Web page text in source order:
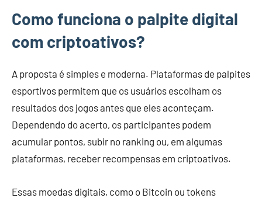
Como funciona o palpite digital
com criptoativos?
A proposta é simples e moderna. Plataformas de palpites
esportivos permitem que os usuários escolham os
resultados dos jogos antes que eles aconteçam.
Dependendo do acerto, os participantes podem
acumular pontos, subir no ranking ou, em algumas
plataformas, receber recompensas em criptoativos.
Essas moedas digitais, como o Bitcoin ou tokens